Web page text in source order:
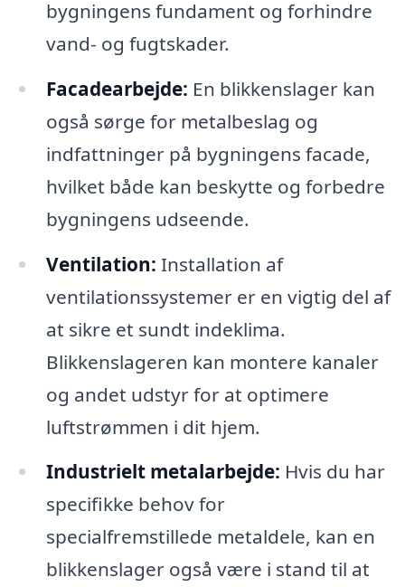
bygningens fundament og forhindre
vand- og fugtskader.
Facadearbejde: En blikkenslager kan
også sørge for metalbeslag og
indfattninger på bygningens facade,
hvilket både kan beskytte og forbedre
bygningens udseende.
Ventilation: Installation af
ventilationssystemer er en vigtig del af
at sikre et sundt indeklima.
Blikkenslageren kan montere kanaler
og andet udstyr for at optimere
luftstrømmen i dit hjem.
Industrielt metalarbejde: Hvis du har
specifikke behov for
specialfremstillede metaldele, kan en
blikkenslager også være i stand til at